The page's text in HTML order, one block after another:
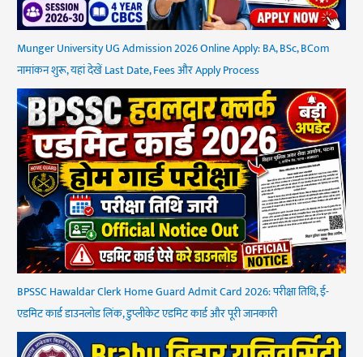
Munger University UG Admission 2026 Online Apply: BA, BSc, BCom
नामांकन शुरू, यहां देखें Last Date, Fees और Apply Process
BPSSC Hawaldar Clerk Home Guard Admit Card 2026: परीक्षा तिथि, ई-
एडमिट कार्ड डाउनलोड लिंक, डुप्लीकेट एडमिट कार्ड और पूरी जानकारी